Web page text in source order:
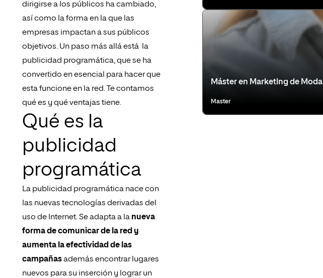
dirigirse a los públicos ha cambiado,
así como la forma en la que las
empresas impactan a sus públicos
objetivos. Un paso más allá está la
publicidad programática, que se ha
convertido en esencial para hacer que
esta funcione en la red. Te contamos
qué es y qué ventajas tiene.
Qué es la
publicidad
programática
La publicidad programática nace con
las nuevas tecnologías derivadas del
uso de Internet. Se adapta a la nueva
forma de comunicar de la red y
aumenta la efectividad de las
campañasademás encontrar lugares
nuevos para su inserción y lograr un
Máster en Marketing de Moda
Master